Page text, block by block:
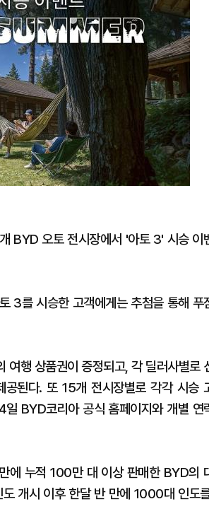
지
확
대
BYD 오토 전시장에서 '아토 3' 시승 이
3를 시승한 고객에게는 추첨을 통해 푸
행 상품권이 증정되고, 각 딜러사별로
된다. 또 15개 전시장별로 각각 시승
BYD코리아 공식 홈페이지와 개별 연
에 누적 100만 대 이상 판매한 BYD의
개시 이후 한달 반 만에 1000대 인도